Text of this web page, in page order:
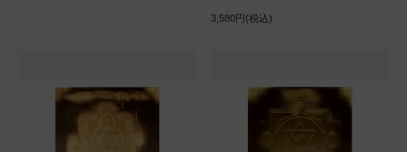
3,580円(税込)